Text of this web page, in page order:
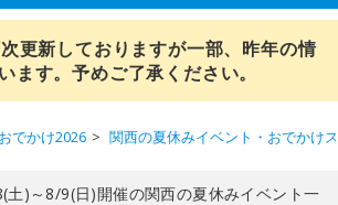
更新しておりますが一部、昨年の情
ます。予めご了承ください。
でかけ2026 関西の夏休みイベント・おでかけ
土)～8/9(日)開催の関西の夏休みイベント一